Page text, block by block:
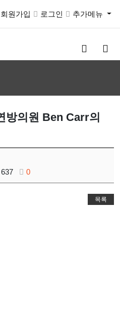
회원가입 로그인 추가메뉴
검
색
메
뉴
방의원 Ben Carr의
637 0
목록